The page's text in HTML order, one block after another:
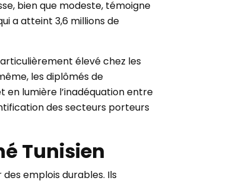
bien que modeste, témoigne
a atteint 3,6 millions de
élevé chez les
les diplômés de
en lumière l’inadéquation entre
des secteurs porteurs
Tunisien
emplois durables. Ils